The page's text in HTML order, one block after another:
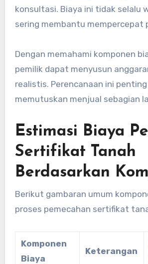
konsultasi. Biaya ini tidak selalu
sering membantu mempercepat
Dengan memahami komponen
pemilik dapat menyusun
realistis. Perencanaan ini
memutuskan menjual sebagian
Estimasi Biaya
Sertifikat Tanah
Berdasarkan
Berikut gambaran umum
proses pemecahan sertifikat
Komponen
Biaya
Keterangan